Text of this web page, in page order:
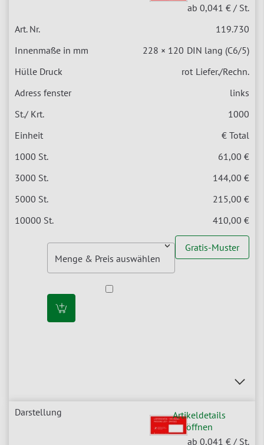
ab 0,041 € / St.
119.730
228 × 120 DIN lang (C6/5)
rot Liefer./Rechn.
links
1000
€ Total
61,00 €
144,00 €
215,00 €
410,00 €
Gratis-Muster
Artikeldetails
öffnen
ab 0,041 € / St.